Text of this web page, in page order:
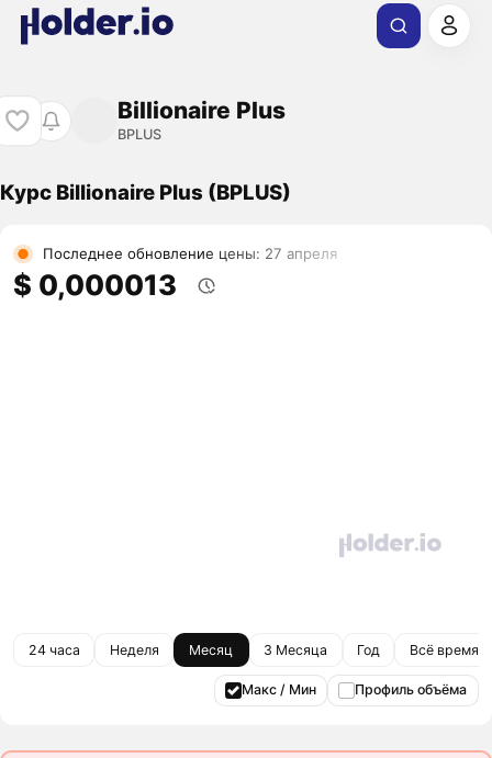
Billionaire Plus
BPLUS
Курс Billionaire Plus (BPLUS)
Последнее обновление цены: 27 апреля
$ 0,000013
24 часа Неделя Месяц 3 Месяца Год Всё время
Макс / Мин Профиль объёма